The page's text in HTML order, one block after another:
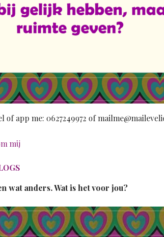
of app me: 0627249972 of
mij
wat anders. Wat is het voor jou?